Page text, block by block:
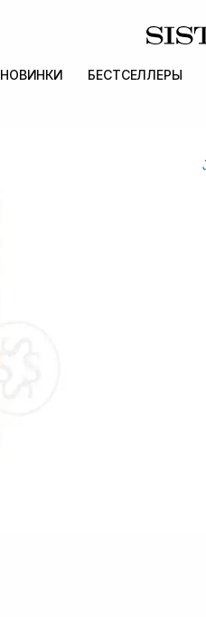
НОВИНКИ БЕСТСЕЛЛЕРЫ